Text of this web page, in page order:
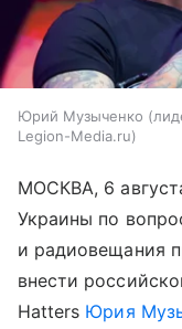
Юрий Музыченко
Legion-Media.ru
МОСКВА, 6
Украины по
и радиовещания
внести
Hatters Юрия